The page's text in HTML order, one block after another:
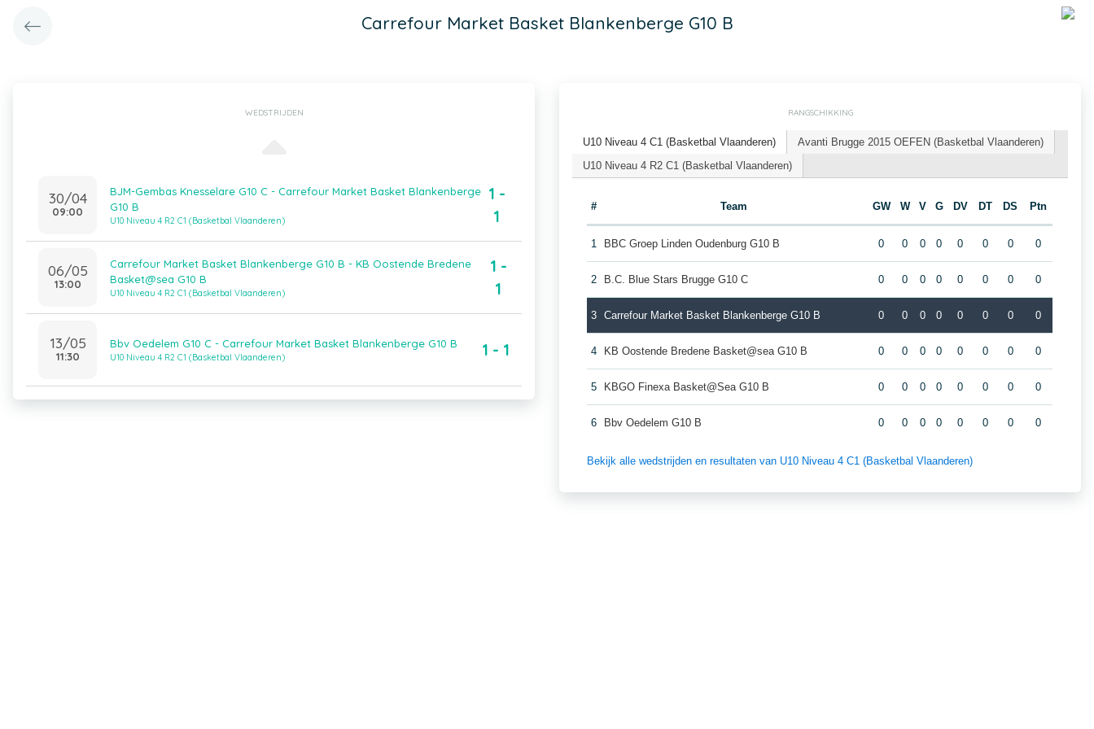
Carrefour Market Basket Blankenberge G10 B
WEDSTRIJDEN
30/04
09:00
BJM-Gembas Knesselare G10 C - Carrefour Market Basket Blankenberge
G10 B
U10 Niveau 4 R2 C1 (Basketbal Vlaanderen)
1 -
1
06/05
13:00
Carrefour Market Basket Blankenberge G10 B - KB Oostende Bredene
Basket@sea G10 B
U10 Niveau 4 R2 C1 (Basketbal Vlaanderen)
1 -
1
13/05
11:30
Bbv Oedelem G10 C - Carrefour Market Basket Blankenberge G10 B
U10 Niveau 4 R2 C1 (Basketbal Vlaanderen) 1 - 1
RANGSCHIKKING
U10 Niveau 4 C1 (Basketbal Vlaanderen)
Avanti Brugge 2015 OEFEN (Basketbal Vlaanderen)
U10 Niveau 4 R2 C1 (Basketbal Vlaanderen)
# Team GW W V G DV DT DS Ptn
1 BBC Groep Linden Oudenburg G10 B 0 0 0 0 0 0 0 0
2 B.C. Blue Stars Brugge G10 C 0 0 0 0 0 0 0 0
3 Carrefour Market Basket Blankenberge G10 B 0 0 0 0 0 0 0 0
4 KB Oostende Bredene Basket@sea G10 B 0 0 0 0 0 0 0 0
5 KBGO Finexa Basket@Sea G10 B 0 0 0 0 0 0 0 0
6 Bbv Oedelem G10 B 0 0 0 0 0 0 0 0
Bekijk alle wedstrijden en resultaten van U10 Niveau 4 C1 (Basketbal Vlaanderen)